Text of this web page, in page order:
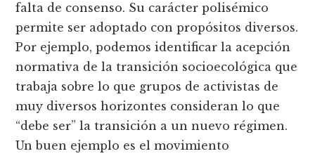
falta de consenso. Su carácter polisémico
permite ser adoptado con propósitos diversos.
Por ejemplo, podemos identificar la acepción
normativa de la transición socioecológica que
trabaja sobre lo que grupos de activistas de
muy diversos horizontes consideran lo que
“debe ser” la transición a un nuevo régimen.
Un buen ejemplo es el movimiento